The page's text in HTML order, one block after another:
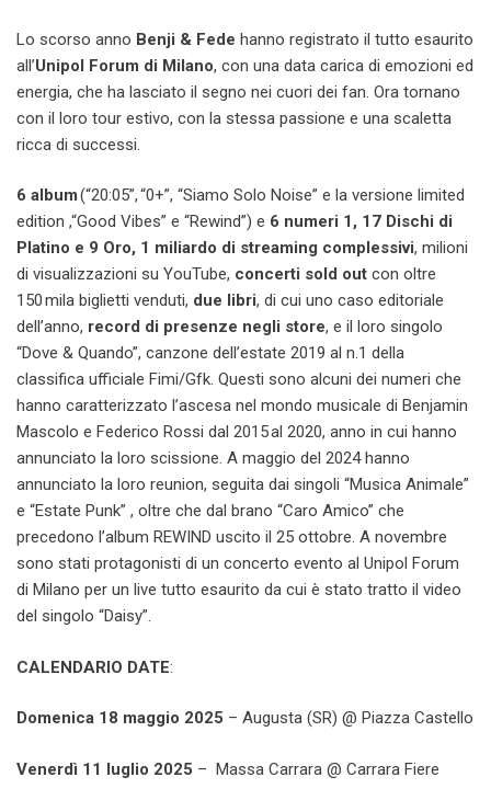
Lo scorso anno Benji & Fede hanno registrato il tutto esaurito
all’Unipol Forum di Milano, con una data carica di emozioni ed
energia, che ha lasciato il segno nei cuori dei fan. Ora tornano
con il loro tour estivo, con la stessa passione e una scaletta
ricca di successi.
6 album(“20:05”, “0+”, “Siamo Solo Noise” e la versione limited
edition ,“Good Vibes” e “Rewind”) e 6 numeri 1, 17 Dischi di
Platino e 9 Oro, 1 miliardo di streaming complessivi, milioni
di visualizzazioni su YouTube, concerti sold out con oltre
150 mila biglietti venduti, due libri, di cui uno caso editoriale
dell’anno, record di presenze negli store, e il loro singolo
“Dove & Quando”, canzone dell’estate 2019 al n.1 della
classifica ufficiale Fimi/Gfk. Questi sono alcuni dei numeri che
hanno caratterizzato l’ascesa nel mondo musicale di Benjamin
Mascolo e Federico Rossi dal 2015 al 2020, anno in cui hanno
annunciato la loro scissione. A maggio del 2024 hanno
annunciato la loro reunion, seguita dai singoli “Musica Animale”
e “Estate Punk” , oltre che dal brano “Caro Amico” che
precedono l’album REWIND uscito il 25 ottobre. A novembre
sono stati protagonisti di un concerto evento al Unipol Forum
di Milano per un live tutto esaurito da cui è stato tratto il video
del singolo “Daisy”.
CALENDARIO DATE:
Domenica 18 maggio 2025 – Augusta (SR) @ Piazza Castello
Venerdì 11 luglio 2025 – Massa Carrara @ Carrara Fiere